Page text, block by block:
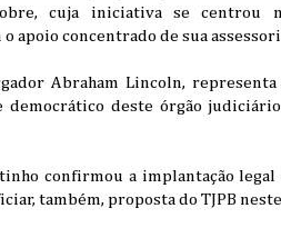
cuja iniciativa se centrou
apoio concentrado de sua
Abraham Lincoln,
deste órgão
confirmou a implantação
também, proposta do TJPB